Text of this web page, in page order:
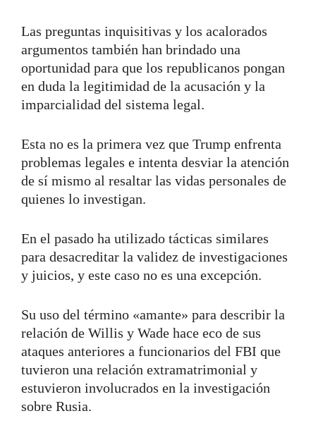
Las preguntas inquisitivas y los acalorados
argumentos también han brindado una
oportunidad para que los republicanos pongan
en duda la legitimidad de la acusación y la
imparcialidad del sistema legal.
Esta no es la primera vez que Trump enfrenta
problemas legales e intenta desviar la atención
de sí mismo al resaltar las vidas personales de
quienes lo investigan.
En el pasado ha utilizado tácticas similares
para desacreditar la validez de investigaciones
y juicios, y este caso no es una excepción.
Su uso del término «amante» para describir la
relación de Willis y Wade hace eco de sus
ataques anteriores a funcionarios del FBI que
tuvieron una relación extramatrimonial y
estuvieron involucrados en la investigación
sobre Rusia.